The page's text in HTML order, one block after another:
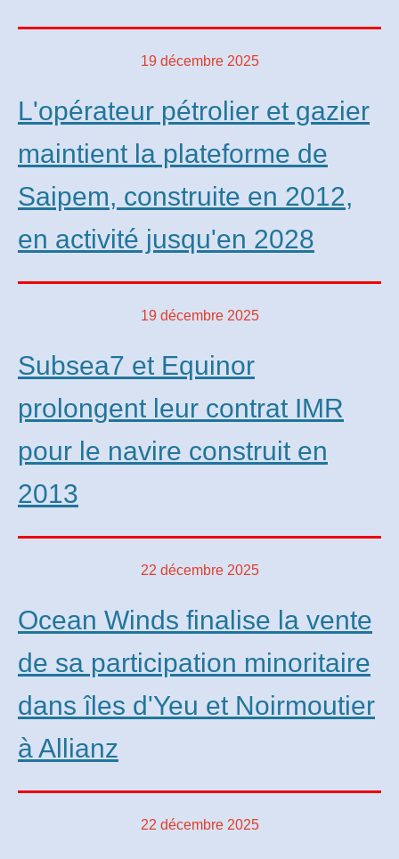
19 décembre 2025
L'opérateur pétrolier et gazier
maintient la plateforme de
Saipem, construite en 2012,
en activité jusqu'en 2028
19 décembre 2025
Subsea7 et Equinor
prolongent leur contrat IMR
pour le navire construit en
2013
22 décembre 2025
Ocean Winds finalise la vente
de sa participation minoritaire
dans îles d'Yeu et Noirmoutier
à Allianz
22 décembre 2025